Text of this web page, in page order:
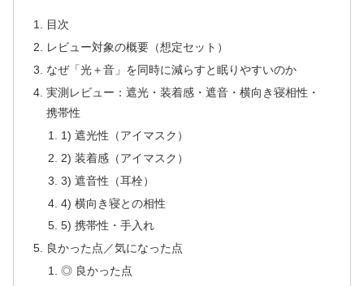
目次
レビュー対象の概要（想定セット）
なぜ「光＋音」を同時に減らすと眠りやすいのか
実測レビュー：遮光・装着感・遮音・横向き寝相性・
携帯性
1) 遮光性（アイマスク）
2) 装着感（アイマスク）
3) 遮音性（耳栓）
4) 横向き寝との相性
5) 携帯性・手入れ
良かった点／気になった点
◎ 良かった点